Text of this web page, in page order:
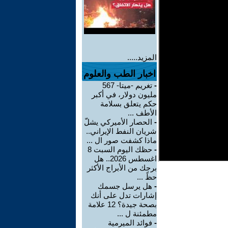
المزيد.....
اخبار الطب والعلوم
-
تغريم -ميتا- 567
مليون دولار، في أكبر
حكم يتعلق بسلامة
الأطف ...
- الحصار الأميركي يشلّ
شريان النفط الإيراني..
ماذا كشفت صور ال ...
-
حظك اليوم السبت 8
اغسطس 2026.. هل
برجك من الأبراج الأكثر
حظً ...
- هل يرسل جسمك
إشارات تدل على أنك
بصحة جيدة؟ 12 علامة
مطمئنة ل ...
- فوائد الميرمية